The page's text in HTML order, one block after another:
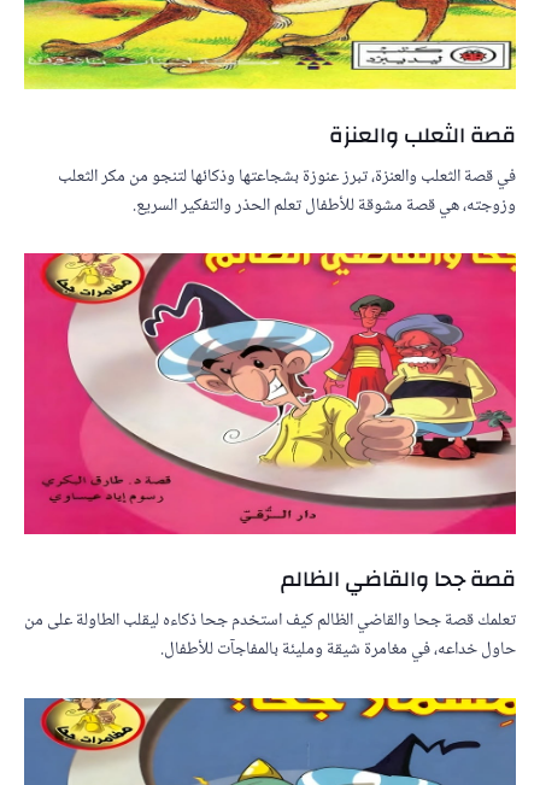
قصة الثعلب والعنزة
في قصة الثعلب والعنزة، تبرز عنوزة بشجاعتها وذكائها لتنجو من مكر الثعلب
وزوجته، هي قصة مشوقة للأطفال تعلم الحذر والتفكير السريع.
قصة جحا والقاضي الظالم
تعلمك قصة جحا والقاضي الظالم كيف استخدم جحا ذكاءه ليقلب الطاولة على من
حاول خداعه، في مغامرة شيقة ومليئة بالمفاجآت للأطفال.